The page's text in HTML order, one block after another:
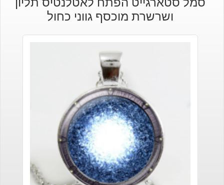
היה:
הוא:
ושרשרת מוכסף גווני כחול